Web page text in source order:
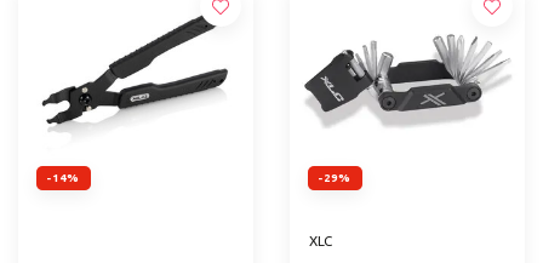
-14% -29%
XLC